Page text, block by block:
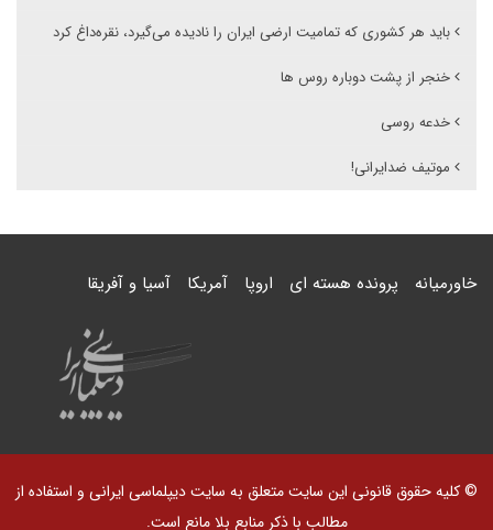
باید هر کشوری که تمامیت ارضی ایران را نادیده می‌گیرد، نقره‌داغ کرد
خنجر از پشت دوباره روس ها
خدعه روسی
موتیف ضدایرانی!
خاورمیانه پرونده هسته ای اروپا آمریکا آسیا و آفریقا
© کلیه حقوق قانونی این سایت متعلق به سایت دیپلماسی ایرانی و استفاده از
مطالب با ذکر منابع بلا مانع است.